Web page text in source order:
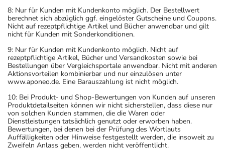
8: Nur für Kunden mit Kundenkonto möglich. Der Bestellwert
berechnet sich abzüglich ggf. eingelöster Gutscheine und Coupons.
Nicht auf rezeptpflichtige Artikel und Bücher anwendbar und gilt
nicht für Kunden mit Sonderkonditionen.
9: Nur für Kunden mit Kundenkonto möglich. Nicht auf
rezeptpflichtige Artikel, Bücher und Versandkosten sowie bei
Bestellungen über Vergleichsportale anwendbar. Nicht mit anderen
Aktionsvorteilen kombinierbar und nur einzulösen unter
www.aponeo.de. Eine Barauszahlung ist nicht möglich.
10: Bei Produkt- und Shop-Bewertungen von Kunden auf unseren
Produktdetailseiten können wir nicht sicherstellen, dass diese nur
von solchen Kunden stammen, die die Waren oder
Dienstleistungen tatsächlich genutzt oder erworben haben.
Bewertungen, bei denen bei der Prüfung des Wortlauts
Auffälligkeiten oder Hinweise festgestellt werden, die insoweit zu
Zweifeln Anlass geben, werden nicht veröffentlicht.